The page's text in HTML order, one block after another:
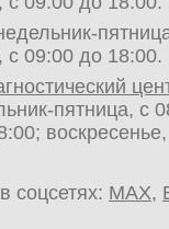
с 09:00 до 18:00.
пятница, с
соцсетях: MAX,